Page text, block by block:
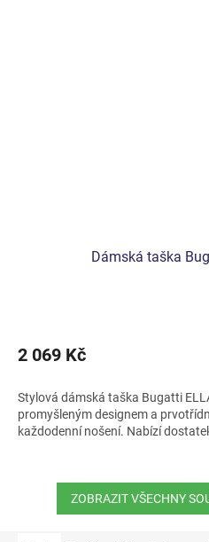
Dámská taška
2 069 Kč
Stylová dámská taška Bugatti
promyšleným designem a
každodenní nošení. Nabízí
ZOBRAZIT VŠECHNY